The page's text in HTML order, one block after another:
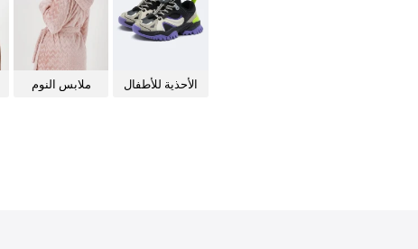
الأحذية للأطفال
ملابس النوم